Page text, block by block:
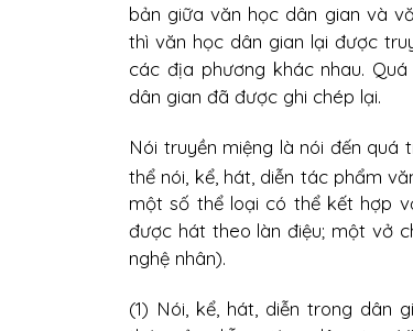
bản giữa văn học dân gian và
thì văn học dân gian lại được
các địa phương khác nhau.
dân gian đã được ghi chép lại.
Nói truyền miệng là nói đến quá
thể nói, kể, hát, diễn tác phẩm
một số thể loại có thể kết hợp
được hát theo làn điệu; một vở
nghệ nhân).
(1) Nói, kể, hát, diễn trong dân